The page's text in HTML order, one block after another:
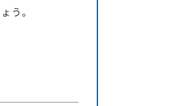
う。